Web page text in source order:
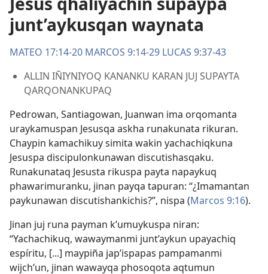
junt’aykusqan waynata
MATEO 17:14-20 MARCOS 9:14-29 LUCAS 9:37-43
ALLIN IÑIYNIYOQ KANANKU KARAN JUJ SUPAYTA
QARQONANKUPAQ
Pedrowan, Santiagowan, Juanwan ima orqomanta
uraykamuspan Jesusqa askha runakunata rikuran.
Chaypin kamachikuy simita wakin yachachiqkuna
Jesuspa discipulonkunawan discutishasqaku.
Runakunataq Jesusta rikuspa payta napaykuq
phawarimuranku, jinan payqa tapuran: “¿Imamantan
paykunawan discutishankichis?”, nispa (Marcos 9:16).
Jinan juj runa payman k’umuykuspa niran:
“Yachachikuq, wawaymanmi junt’aykun upayachiq
espíritu, [...] maypiña jap’ispapas pampamanmi
wijch’un, jinan wawayqa phosoqota aqtumun